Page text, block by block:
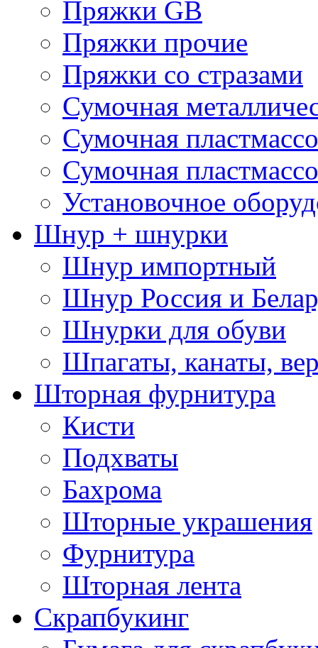
Пряжки GB
Пряжки прочие
Пряжки со стразами
Сумочная
Сумочная
Сумочная
Установочное
Шнур + шнурки
Шнур импортный
Шнур Россия и
Шнурки для обуви
Шпагаты, канаты,
Шторная фурнитура
Кисти
Подхваты
Бахрома
Шторные украшения
Фурнитура
Шторная лента
Скрапбукинг